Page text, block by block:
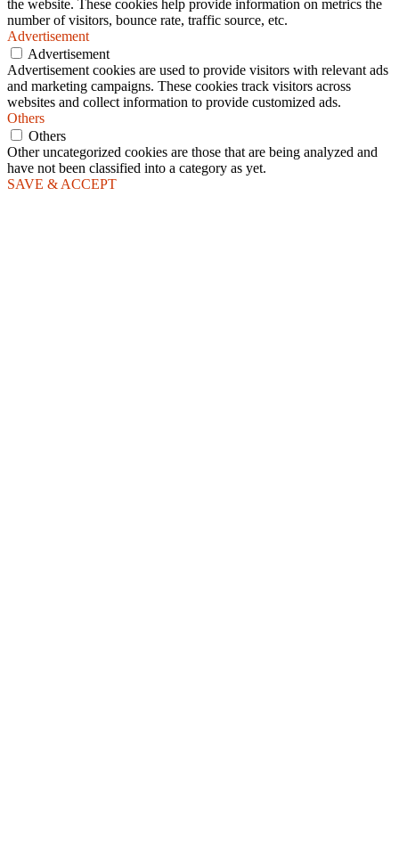
the website. These cookies help provide information on metrics the
number of visitors, bounce rate, traffic source, etc.
Advertisement
Advertisement
Advertisement cookies are used to provide visitors with relevant ads
and marketing campaigns. These cookies track visitors across
websites and collect information to provide customized ads.
Others
Others
Other uncategorized cookies are those that are being analyzed and
have not been classified into a category as yet.
SAVE & ACCEPT